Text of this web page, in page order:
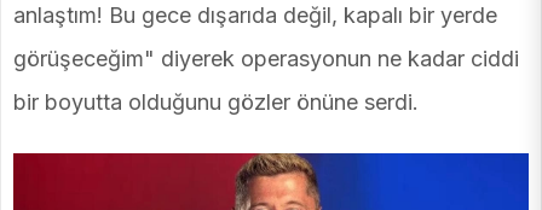
anlaştım! Bu gece dışarıda değil, kapalı bir yerde
görüşeceğim" diyerek operasyonun ne kadar ciddi
bir boyutta olduğunu gözler önüne serdi.